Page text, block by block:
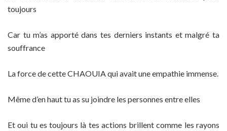
toujours
Car tu m’as apporté dans tes derniers instants et malgré ta
souffrance
La force de cette CHAOUIA qui avait une empathie immense.
Même d’en haut tu as su joindre les personnes entre elles
Et oui tu es toujours là tes actions brillent comme les rayons